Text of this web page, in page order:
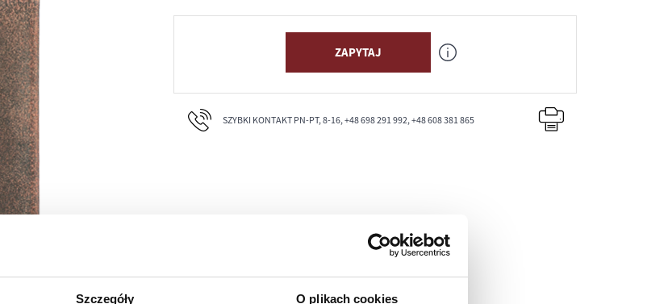
Szczegóły O plikach cookies
ZAPYTAJ
SZYBKI KONTAKT PN-PT, 8-16, +48 698 291 992, +48 608 381 865